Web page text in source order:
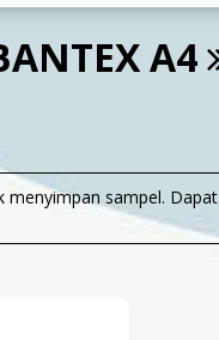
A4
menyimpan sampel. Dapat